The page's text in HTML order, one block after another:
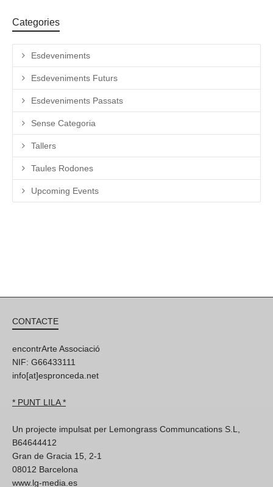
Categories
Esdeveniments
Esdeveniments Futurs
Esdeveniments Passats
Sense Categoria
Tallers
Taules Rodones
Upcoming Events
CONTACTE
encontrArte Associació
NIF: G66433111
info[at]espronceda.net
* PUNT LILA *
Un projecte impulsat per Lemongrass Communcations S.L,
B64644412
Gran de Gracia 15, 2-1
08012 Barcelona
www.lg-media.es